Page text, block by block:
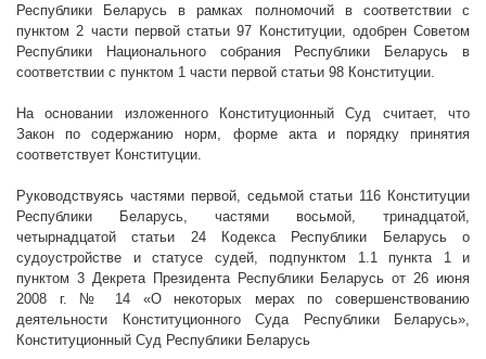
Республики Беларусь в рамках полномочий в соответствии с
пунктом 2 части первой статьи 97 Конституции, одобрен Советом
Республики Национального собрания Республики Беларусь в
соответствии с пунктом 1 части первой статьи 98 Конституции.
На основании изложенного Конституционный Суд считает, что
Закон по содержанию норм, форме акта и порядку принятия
соответствует Конституции.
Руководствуясь частями первой, седьмой статьи 116 Конституции
Республики Беларусь, частями восьмой, тринадцатой,
четырнадцатой статьи 24 Кодекса Республики Беларусь о
судоустройстве и статусе судей, подпунктом 1.1 пункта 1 и
пунктом 3 Декрета Президента Республики Беларусь от 26 июня
2008 г. № 14 «О некоторых мерах по совершенствованию
деятельности Конституционного Суда Республики Беларусь»,
Конституционный Суд Республики Беларусь